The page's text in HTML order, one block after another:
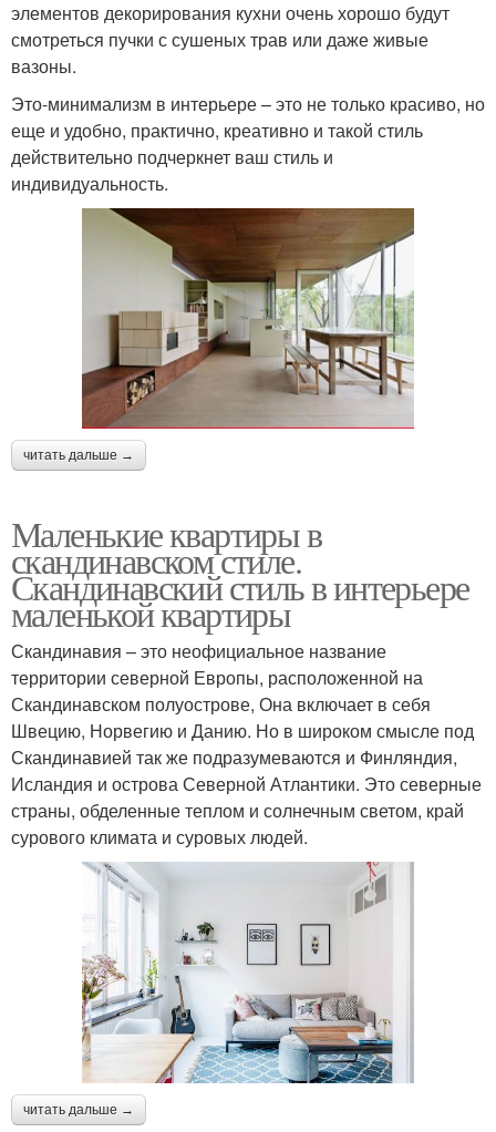
элементов декорирования кухни очень хорошо будут
смотреться пучки с сушеных трав или даже живые
вазоны.
Это-минимализм в интерьере – это не только красиво, но
еще и удобно, практично, креативно и такой стиль
действительно подчеркнет ваш стиль и
индивидуальность.
читать дальше →
Маленькие квартиры в
скандинавском стиле.
Скандинавский стиль в интерьере
маленькой квартиры
Скандинавия – это неофициальное название
территории северной Европы, расположенной на
Скандинавском полуострове, Она включает в себя
Швецию, Норвегию и Данию. Но в широком смысле под
Скандинавией так же подразумеваются и Финляндия,
Исландия и острова Северной Атлантики. Это северные
страны, обделенные теплом и солнечным светом, край
сурового климата и суровых людей.
читать дальше →